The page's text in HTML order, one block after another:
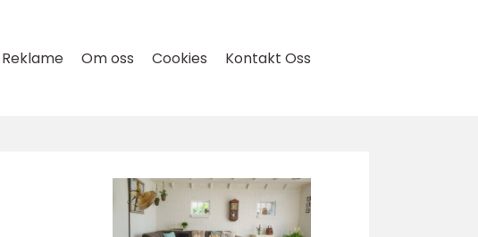
Reklame Om oss Cookies Kontakt Oss